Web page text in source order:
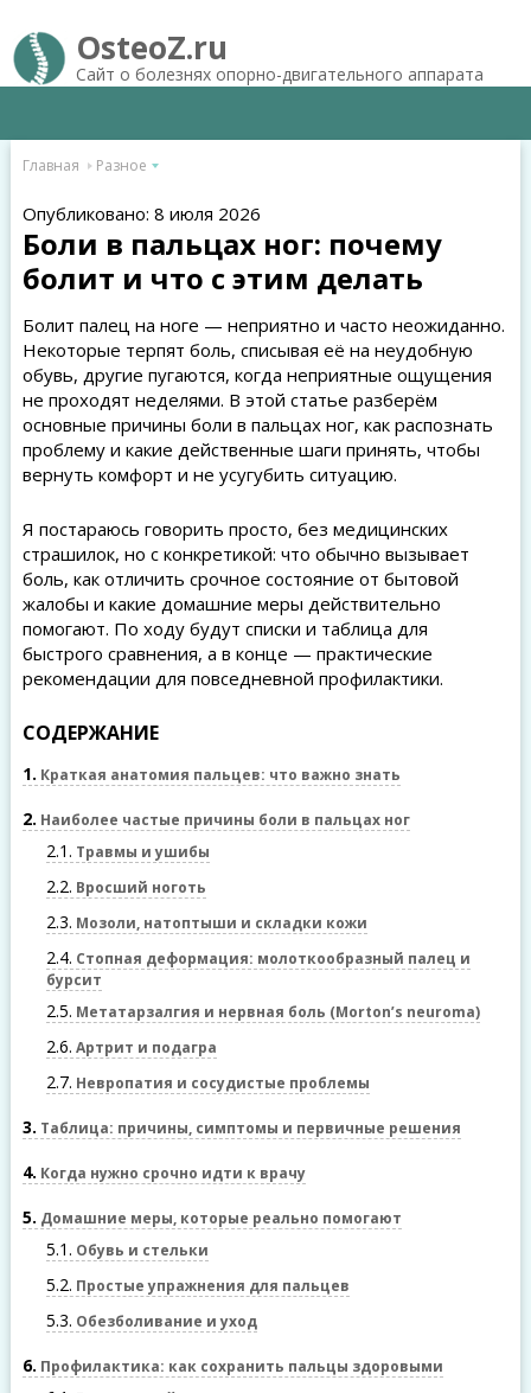
OsteoZ.ru
Сайт о болезнях опорно-двигательного аппарата
Главная Разное
Опубликовано: 8 июля 2026
Боли в пальцах ног: почему
болит и что с этим делать
Болит палец на ноге — неприятно и часто неожиданно.
Некоторые терпят боль, списывая её на неудобную
обувь, другие пугаются, когда неприятные ощущения
не проходят неделями. В этой статье разберём
основные причины боли в пальцах ног, как распознать
проблему и какие действенные шаги принять, чтобы
вернуть комфорт и не усугубить ситуацию.
Я постараюсь говорить просто, без медицинских
страшилок, но с конкретикой: что обычно вызывает
боль, как отличить срочное состояние от бытовой
жалобы и какие домашние меры действительно
помогают. По ходу будут списки и таблица для
быстрого сравнения, а в конце — практические
рекомендации для повседневной профилактики.
СОДЕРЖАНИЕ
1 Краткая анатомия пальцев: что важно знать
2 Наиболее частые причины боли в пальцах ног
2.1 Травмы и ушибы
2.2 Вросший ноготь
2.3 Мозоли, натоптыши и складки кожи
2.4 Стопная деформация: молоткообразный палец и
бурсит
2.5 Метатарзалгия и нервная боль (Morton’s neuroma)
2.6 Артрит и подагра
2.7 Невропатия и сосудистые проблемы
3 Таблица: причины, симптомы и первичные решения
4 Когда нужно срочно идти к врачу
5 Домашние меры, которые реально помогают
5.1 Обувь и стельки
5.2 Простые упражнения для пальцев
5.3 Обезболивание и уход
6 Профилактика: как сохранить пальцы здоровыми